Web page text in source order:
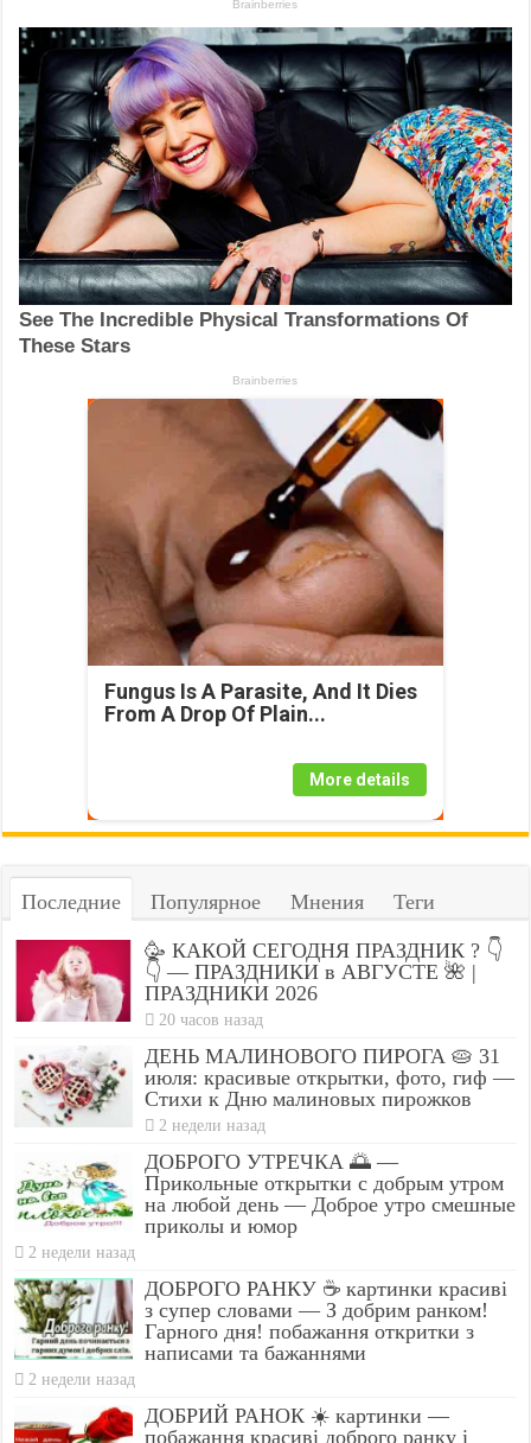
Fungus Is A Parasite, And It Dies
From A Drop Of Plain...
More details
Последние Популярное Мнения Теги
🥳 КАКОЙ СЕГОДНЯ ПРАЗДНИК ? 👇
👇 — ПРАЗДНИКИ в АВГУСТЕ 🌺 |
ПРАЗДНИКИ 2026
20 часов назад
ДЕНЬ МАЛИНОВОГО ПИРОГА 🥧 31
июля: красивые открытки, фото, гиф —
Стихи к Дню малиновых пирожков
2 недели назад
ДОБРОГО УТРЕЧКА 🌅 —
Прикольные открытки с добрым утром
на любой день — Доброе утро смешные
приколы и юмор
2 недели назад
ДОБРОГО РАНКУ ☕ картинки красиві
з супер словами — З добрим ранком!
Гарного дня! побажання откритки з
написами та бажаннями
2 недели назад
ДОБРИЙ РАНОК ☀️ картинки —
побажання красиві доброго ранку і